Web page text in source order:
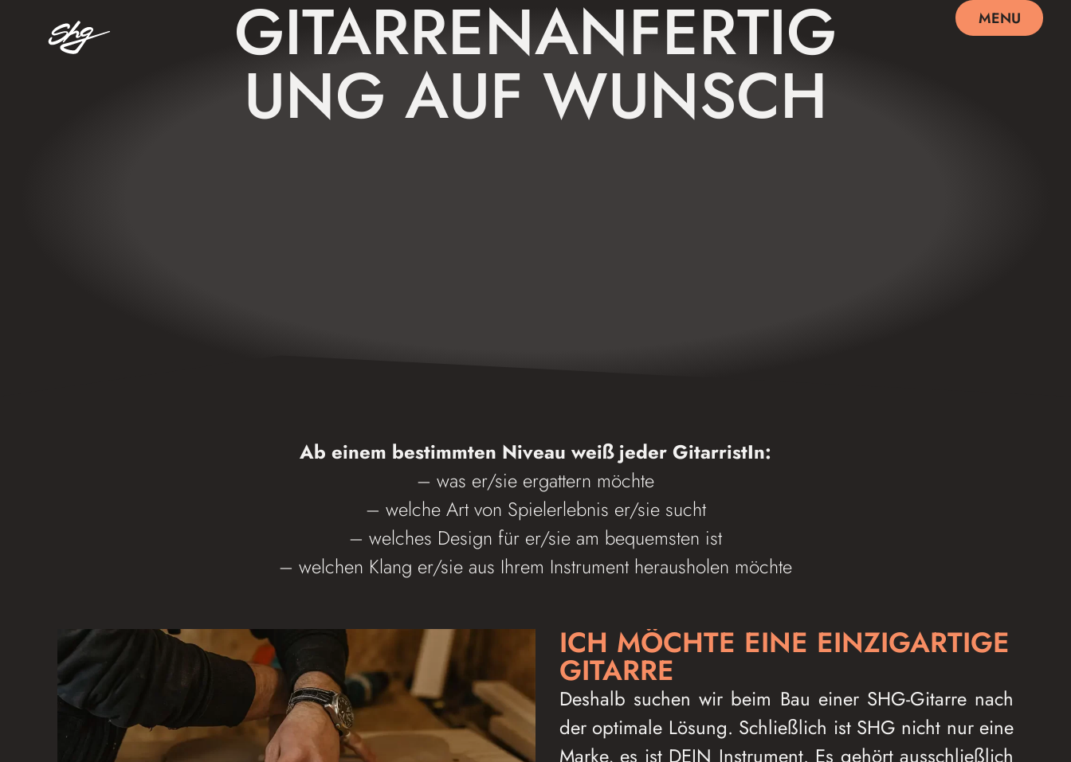
MENU
GITARRENANFERTIG
UNG AUF WUNSCH
Ab einem bestimmten Niveau weiß jeder GitarristIn:
– was er/sie ergattern möchte
– welche Art von Spielerlebnis er/sie sucht
– welches Design für er/sie am bequemsten ist
– welchen Klang er/sie aus Ihrem Instrument herausholen möchte
ICH MÖCHTE EINE EINZIGARTIGE
GITARRE
Deshalb suchen wir beim Bau einer SHG-Gitarre nach
der optimale Lösung. Schließlich ist SHG nicht nur eine
Marke, es ist DEIN Instrument. Es gehört ausschließlich